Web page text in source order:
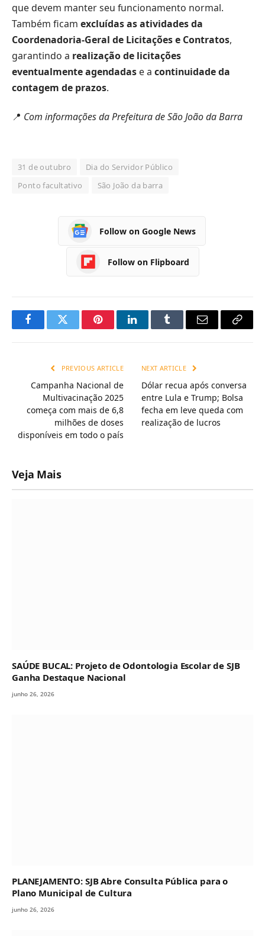
que devem manter seu funcionamento normal.
Também ficam excluídas as atividades da
Coordenadoria-Geral de Licitações e Contratos,
garantindo a realização de licitações
eventualmente agendadas e a continuidade da
contagem de prazos.
📍 Com informações da Prefeitura de São João da Barra
31 de outubro
Dia do Servidor Público
Ponto facultativo
São João da barra
Follow on Google News
Follow on Flipboard
FacebookTwitter PinterestLinkedInTumblr Email
Copy
PREVIOUS ARTICLE
Campanha Nacional de
Multivacinação 2025
começa com mais de 6,8
milhões de doses
disponíveis em todo o país
NEXT ARTICLE
Dólar recua após conversa
entre Lula e Trump; Bolsa
fecha em leve queda com
realização de lucros
Veja Mais
SAÚDE BUCAL: Projeto de Odontologia Escolar de SJB
Ganha Destaque Nacional
junho 26, 2026
PLANEJAMENTO: SJB Abre Consulta Pública para o
Plano Municipal de Cultura
junho 26, 2026